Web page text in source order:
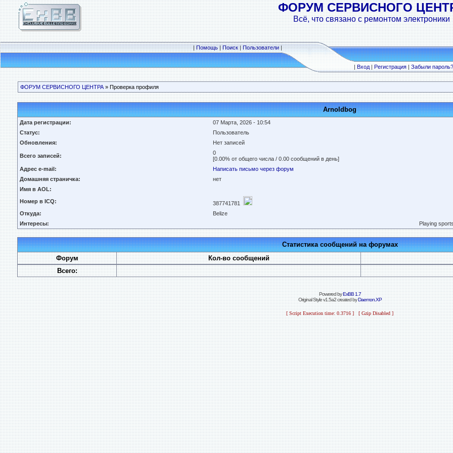
ФОРУМ СЕРВИСНОГО
Всё, что связано с ремонтом электроники
|Помощь|Поиск|Пользователи|
|Вход|Регистрация|Забыли пароль?
ФОРУМ СЕРВИСНОГО ЦЕНТРА » Проверка профиля
Arnoldbog
Дата регистрации:
07 Марта, 2026 - 10:54
Статус:
Пользователь
Обновления:
Нет записей
Всего записей:
0
[0.00% от общего числа / 0.00 сообщений в день]
Адрес e-mail:
Написать письмо через форум
Домашняя страничка:
нет
Имя в AOL:
Номер в ICQ:
387741781
Откуда:
Belize
Интересы:
Playing sports
Статистика сообщений на форумах
Форум
Кол-во сообщений
Всего:
Powered byExBB 1.7
Original Style v1.5a2 created byDaemon.XP
[ Script Execution time: 0.3716 ] [ Gzip Disabled ]